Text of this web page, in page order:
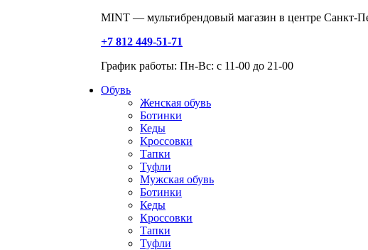
MINT — мультибрендовый магазин в центре Санкт-
+7 812 449-51-71
График работы: Пн-Вс: с 11-00 до 21-00
Обувь
Женская обувь
Ботинки
Кеды
Кроссовки
Тапки
Туфли
Мужская обувь
Ботинки
Кеды
Кроссовки
Тапки
Туфли